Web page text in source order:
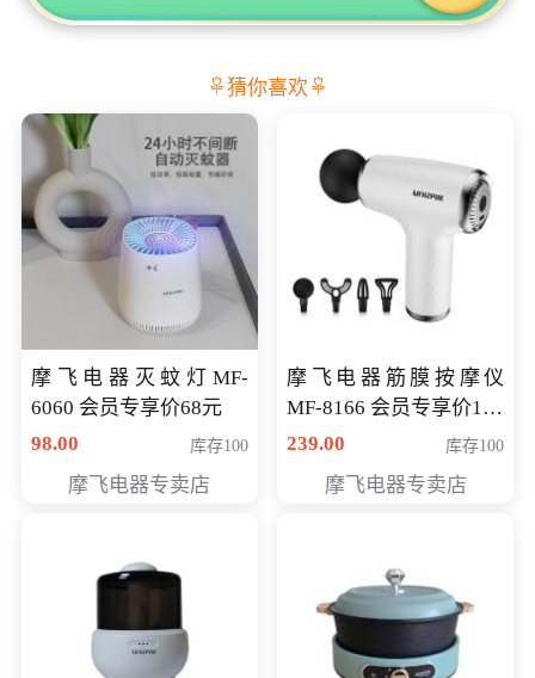
猜你喜欢
摩飞电器灭蚊灯MF-
6060 会员专享价68元
98.00
库存100
摩飞电器专卖店
摩飞电器筋膜按摩仪
MF-8166 会员专享价168
元
239.00 库存100
摩飞电器专卖店